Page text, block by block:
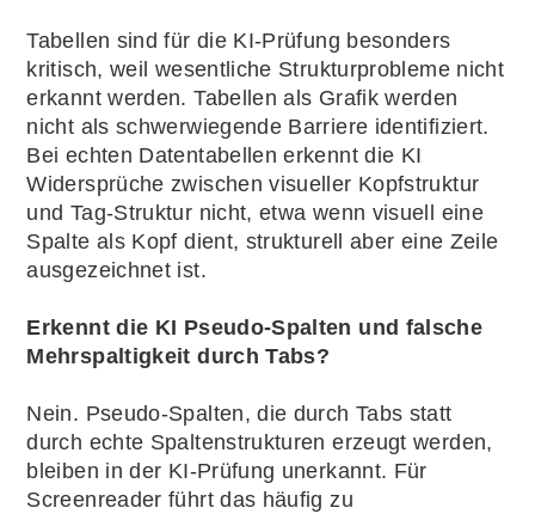
Tabellen sind für die KI-Prüfung besonders
kritisch, weil wesentliche Strukturprobleme nicht
erkannt werden. Tabellen als Grafik werden
nicht als schwerwiegende Barriere identifiziert.
Bei echten Datentabellen erkennt die KI
Widersprüche zwischen visueller Kopfstruktur
und Tag-Struktur nicht, etwa wenn visuell eine
Spalte als Kopf dient, strukturell aber eine Zeile
ausgezeichnet ist.
Erkennt die KI Pseudo-Spalten und falsche
Mehrspaltigkeit durch Tabs?
Nein. Pseudo-Spalten, die durch Tabs statt
durch echte Spaltenstrukturen erzeugt werden,
bleiben in der KI-Prüfung unerkannt. Für
Screenreader führt das häufig zu